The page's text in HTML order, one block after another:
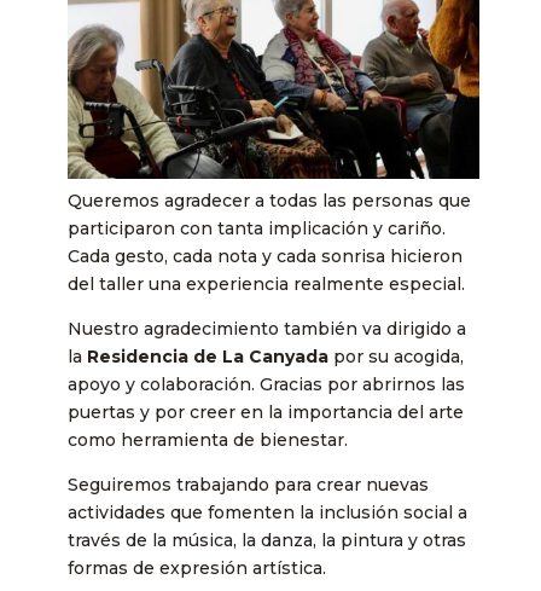
Queremos agradecer a todas las personas que
participaron con tanta implicación y cariño.
Cada gesto, cada nota y cada sonrisa hicieron
del taller una experiencia realmente especial.
Nuestro agradecimiento también va dirigido a
la Residencia de La Canyadapor su acogida,
apoyo y colaboración. Gracias por abrirnos las
puertas y por creer en la importancia del arte
como herramienta de bienestar.
Seguiremos trabajando para crear nuevas
actividades que fomenten la inclusión social a
través de la música, la danza, la pintura y otras
formas de expresión artística.